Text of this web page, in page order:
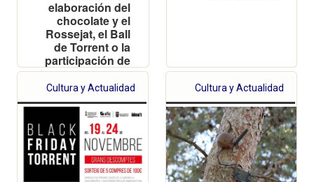
elaboración del
chocolate y el
Rossejat, el Ball
de Torrent o la
participación de
la Reina del
Encuentro
Cultura y Actualidad Cultura y Actualidad